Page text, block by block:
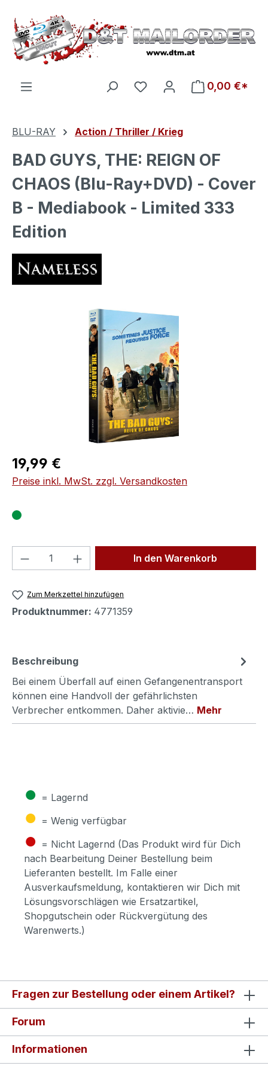
Zum Hauptinhalt springen
Du hast 0 Produkte auf
0,00 €*
BLU-RAY Action / Thriller / Krieg
BAD GUYS, THE: REIGN OF
CHAOS (Blu-Ray+DVD) - Cover
B - Mediabook - Limited 333
Edition
Bildergalerie überspringen
Regulärer Preis:
19,99 €
Preise inkl. MwSt. zzgl. Versandkosten
Produkt Anzahl: Gib denIn den Warenkorb
Zum Merkzettel hinzufügen
Produktnummer: 4771359
Beschreibung
Bei einem Überfall auf einen Gefangenentransport
können eine Handvoll der gefährlichsten
Verbrecher entkommen. Daher aktivie… Mehr
● = Lagernd
● = Wenig verfügbar
● = Nicht Lagernd (Das Produkt wird für Dich
nach Bearbeitung Deiner Bestellung beim
Lieferanten bestellt. Im Falle einer
Ausverkaufsmeldung, kontaktieren wir Dich mit
Lösungsvorschlägen wie Ersatzartikel,
Shopgutschein oder Rückvergütung des
Warenwerts.)
Fragen zur Bestellung oder einem Artikel?
Forum
Informationen